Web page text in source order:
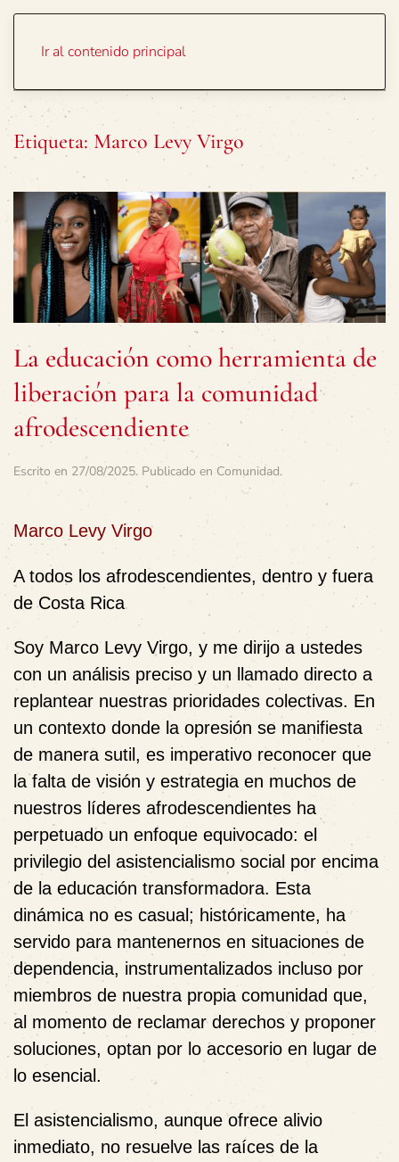
Ir al contenido principal
Etiqueta: Marco Levy Virgo
La educación como herramienta de
liberación para la comunidad
afrodescendiente
Escrito en 27/08/2025. Publicado en Comunidad.
Marco Levy Virgo
A todos los afrodescendientes, dentro y fuera
de Costa Rica
Soy Marco Levy Virgo, y me dirijo a ustedes
con un análisis preciso y un llamado directo a
replantear nuestras prioridades colectivas. En
un contexto donde la opresión se manifiesta
de manera sutil, es imperativo reconocer que
la falta de visión y estrategia en muchos de
nuestros líderes afrodescendientes ha
perpetuado un enfoque equivocado: el
privilegio del asistencialismo social por encima
de la educación transformadora. Esta
dinámica no es casual; históricamente, ha
servido para mantenernos en situaciones de
dependencia, instrumentalizados incluso por
miembros de nuestra propia comunidad que,
al momento de reclamar derechos y proponer
soluciones, optan por lo accesorio en lugar de
lo esencial.
El asistencialismo, aunque ofrece alivio
inmediato, no resuelve las raíces de la